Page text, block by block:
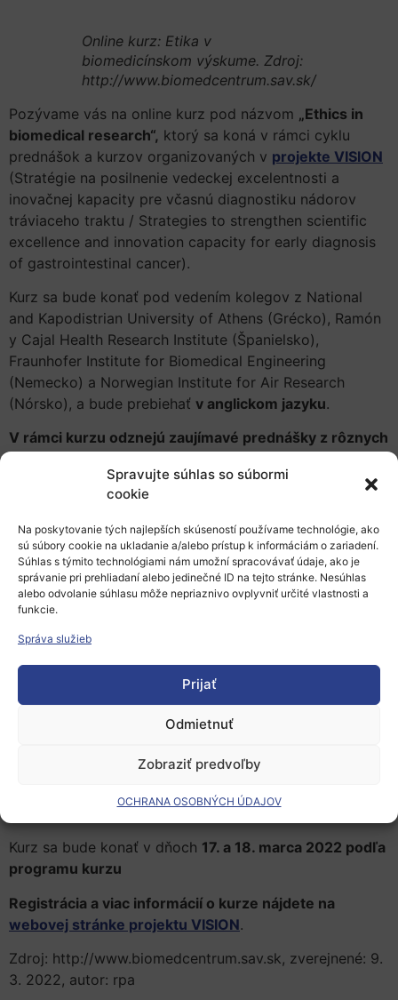
Spravujte súhlas so súbormi
cookie
Na poskytovanie tých najlepších skúseností používame technológie, ako
sú súbory cookie na ukladanie a/alebo prístup k informáciám o zariadení.
Súhlas s týmito technológiami nám umožní spracovávať údaje, ako je
správanie pri prehliadaní alebo jedinečné ID na tejto stránke. Nesúhlas
alebo odvolanie súhlasu môže nepriaznivo ovplyvniť určité vlastnosti a
funkcie.
Správa služieb
Prijať
Odmietnuť
Zobraziť predvoľby
OCHRANA OSOBNÝCH ÚDAJOV
Online kurz: Etika v
biomedicínskom výskume. Zdroj:
http://www.biomedcentrum.sav.sk/
Pozývame vás na online kurz pod názvom „Ethics in
biomedical research“, ktorý sa koná v rámci cyklu
prednášok a kurzov organizovaných v projekte VISION
(Stratégie na posilnenie vedeckej excelentnosti a
inovačnej kapacity pre včasnú diagnostiku nádorov
tráviaceho traktu / Strategies to strengthen scientific
excellence and innovation capacity for early diagnosis
of gastrointestinal cancer).
Kurz sa bude konať pod vedením kolegov z National
and Kapodistrian University of Athens (Grécko), Ramón
y Cajal Health Research Institute (Španielsko),
Fraunhofer Institute for Biomedical Engineering
(Nemecko) a Norwegian Institute for Air Research
(Nórsko), a bude prebiehať v anglickom jazyku.
V rámci kurzu odznejú zaujímavé prednášky z rôznych
základných princípov etiky z filozofického hľadiska, sa
kurz dotkne otázok dodržiavania etiky v klinickom
onkologickom výskume, pri využívaní kmeňových
buniek v základnom biologickom výskume, vrátane
princípov uplatnenia nanobiotechnológií v biomedicíne.
Súčasťou kurzu je praktická časť, ktorá poskytne
účastníkom kurzu praktické rady ako pripraviť návrh
klinickej štúdie v súlade s etickými princípmi, ktorý
schvaľuje etická komisia a formulár „Informovaný
súhlas“ pre účastníkov biomedicínskych štúdií, ktorý je
neoddeliteľnou súčasťou takejto žiadosti.
Veríme, že tento kurz bude prínosný nielen pre tých,
s klinickými pracoviskami, ale poskytne prehľad o
dodržiavaní etických princípov v základnom
a translačnom biomedicínskom výskume.
Kurz sa bude konať v dňoch 17. a 18. marca 2022 podľa
programu kurzu
Registrácia a viac informácií o kurze nájdete na
webovej stránke projektu VISION.
Zdroj: http://www.biomedcentrum.sav.sk, zverejnené: 9.
3. 2022, autor: rpa